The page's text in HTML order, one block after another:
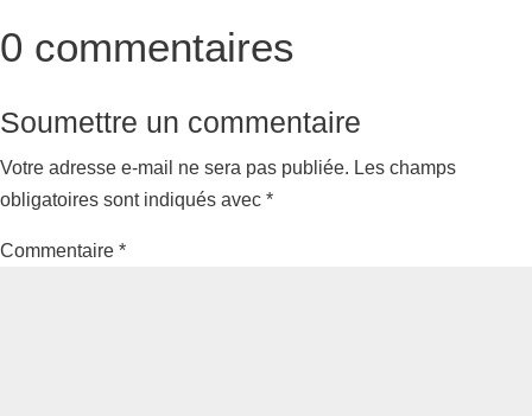
0 commentaires
Soumettre un commentaire
Votre adresse e-mail ne sera pas publiée. Les champs
obligatoires sont indiqués avec *
Commentaire *